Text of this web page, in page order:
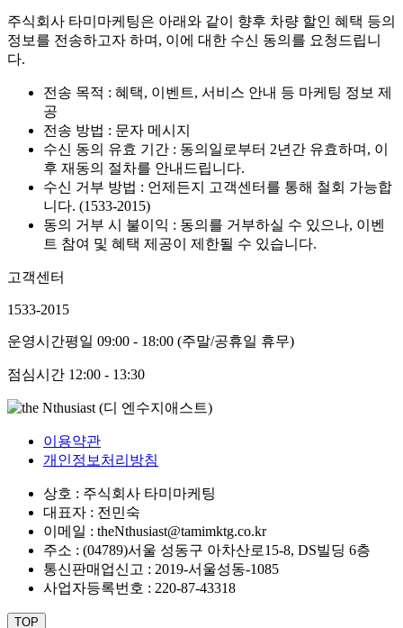
주식회사 타미마케팅은 아래와 같이 향후 차량 할인 혜택 등의
정보를 전송하고자 하며, 이에 대한 수신 동의를 요청드립니
다.
전송 목적 : 혜택, 이벤트, 서비스 안내 등 마케팅 정보 제
공
전송 방법 : 문자 메시지
수신 동의 유효 기간 : 동의일로부터 2년간 유효하며, 이
후 재동의 절차를 안내드립니다.
수신 거부 방법 : 언제든지 고객센터를 통해 철회 가능합
니다. (1533-2015)
동의 거부 시 불이익 : 동의를 거부하실 수 있으나, 이벤
트 참여 및 혜택 제공이 제한될 수 있습니다.
고객센터
1533-2015
운영시간평일 09:00 - 18:00 (주말/공휴일 휴무)
점심시간 12:00 - 13:30
이용약관
개인정보처리방침
상호 : 주식회사 타미마케팅
대표자 : 전민숙
이메일 : theNthusiast@tamimktg.co.kr
주소 : (04789)서울 성동구 아차산로15-8, DS빌딩 6층
통신판매업신고 : 2019-서울성동-1085
사업자등록번호 : 220-87-43318
TOP